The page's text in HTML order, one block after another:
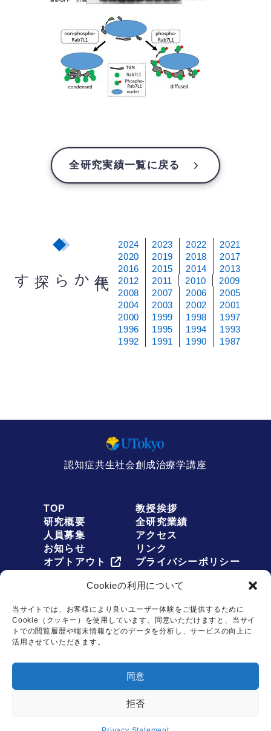
Cookieの利用について
当サイトでは、お客様により良いユーザー体験をご提供するために
Cookie（クッキー）を使用しています。同意いただけますと、当サイ
トでの閲覧履歴や端末情報などのデータを分析し、サービスの向上に
活用させていただきます。
同意
拒否
全研究実績一覧に戻る
から探す
2024 2023 2022
2021
2020
2019 2018
2017
2016
2015 2014
2013
2012
2011 2010
2009
2008
2007 2006
2005
2004
2003 2002
2001
2000
1999 1998
1997
1996
1995 1994
1993
1992
1991 1990 1987
認知症共生社会創成治療学講座
TOP
教授挨拶
研究概要
全研究業績
人員募集
アクセス
お知らせ
リンク
オプトアウト
プライバシーポリシー
お問い合わせは
こちらから
Copyright © Dementia Inclusion and Therapeutics. All rights reserved.